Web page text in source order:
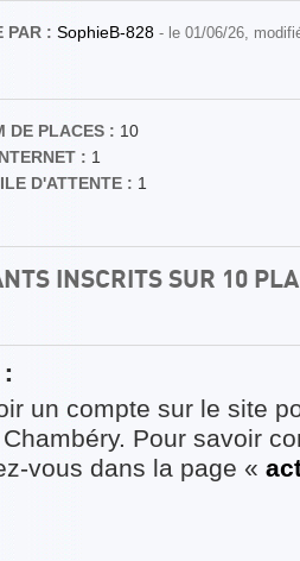
PAR : SophieB-828 - le 01/06/26,
DE PLACES : 10
: 1
D'ATTENTE : 1
INSCRITS SUR 10
un compte sur le site
Pour savoir
vous dans la page «